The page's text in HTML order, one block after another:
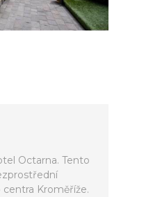
Octarna. Tento
Kroměříže.